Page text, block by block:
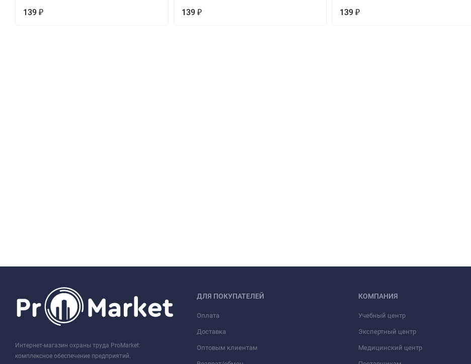
139 ₽ 139 ₽ 139₽
Интернет-магазин охраны труда ProMarket:
комплексное обеспечение предприятий.
ДЛЯ ПОКУПАТЕЛЕЙ
Оплата
Доставка
Оптовым клиентам
КОМПАНИЯ
Учебный центр
Экспертный центр
Медицинский центр